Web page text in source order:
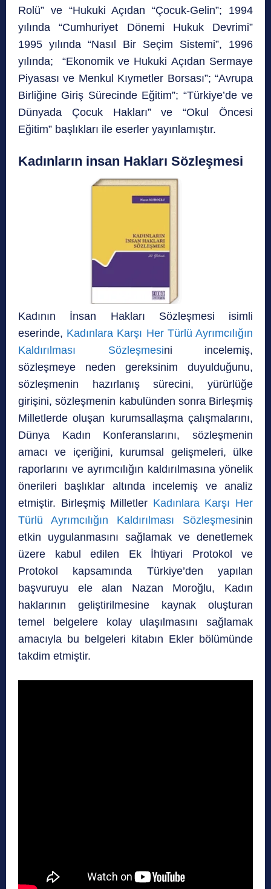
Rolü” ve “Hukuki Açıdan “Çocuk-Gelin”; 1994
yılında “Cumhuriyet Dönemi Hukuk Devrimi”
1995 yılında “Nasıl Bir Seçim Sistemi”, 1996
yılında; “Ekonomik ve Hukuki Açıdan Sermaye
Piyasası ve Menkul Kıymetler Borsası”; “Avrupa
Birliğine Giriş Sürecinde Eğitim”; “Türkiye’de ve
Dünyada Çocuk Hakları” ve “Okul Öncesi
Eğitim” başlıkları ile eserler yayınlamıştır.
Kadınların insan Hakları Sözleşmesi
Kadının İnsan Hakları Sözleşmesi isimli
eserinde, Kadınlara Karşı Her Türlü Ayrımcılığın
Kaldırılması Sözleşmesini incelemiş,
sözleşmeye neden gereksinim duyulduğunu,
sözleşmenin hazırlanış sürecini, yürürlüğe
girişini, sözleşmenin kabulünden sonra Birleşmiş
Milletlerde oluşan kurumsallaşma çalışmalarını,
Dünya Kadın Konferanslarını, sözleşmenin
amacı ve içeriğini, kurumsal gelişmeleri, ülke
raporlarını ve ayrımcılığın kaldırılmasına yönelik
önerileri başlıklar altında incelemiş ve analiz
etmiştir. Birleşmiş Milletler Kadınlara Karşı Her
Türlü Ayrımcılığın Kaldırılması Sözleşmesinin
etkin uygulanmasını sağlamak ve denetlemek
üzere kabul edilen Ek İhtiyari Protokol ve
Protokol kapsamında Türkiye’den yapılan
başvuruyu ele alan Nazan Moroğlu, Kadın
haklarının geliştirilmesine kaynak oluşturan
temel belgelere kolay ulaşılmasını sağlamak
amacıyla bu belgeleri kitabın Ekler bölümünde
takdim etmiştir.